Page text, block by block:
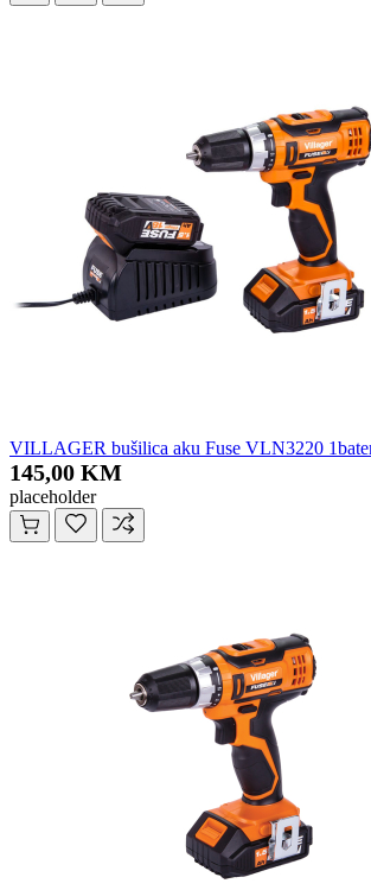
VILLAGER bušilica aku Fuse VLN3220
145,00 KM
placeholder